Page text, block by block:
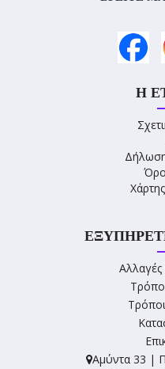
Η
Αμύντα 33 |